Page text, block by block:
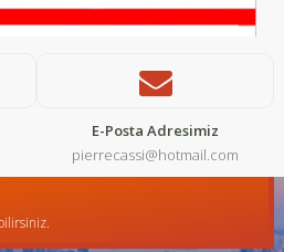
E-Posta Adresimiz
pierrecassi@hotmail.com